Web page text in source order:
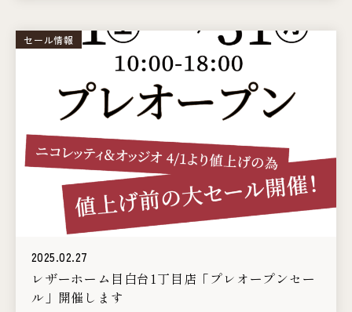
セール情報
2025.02.27
レザーホーム目白台1丁目店「プレオープンセー
ル」開催します